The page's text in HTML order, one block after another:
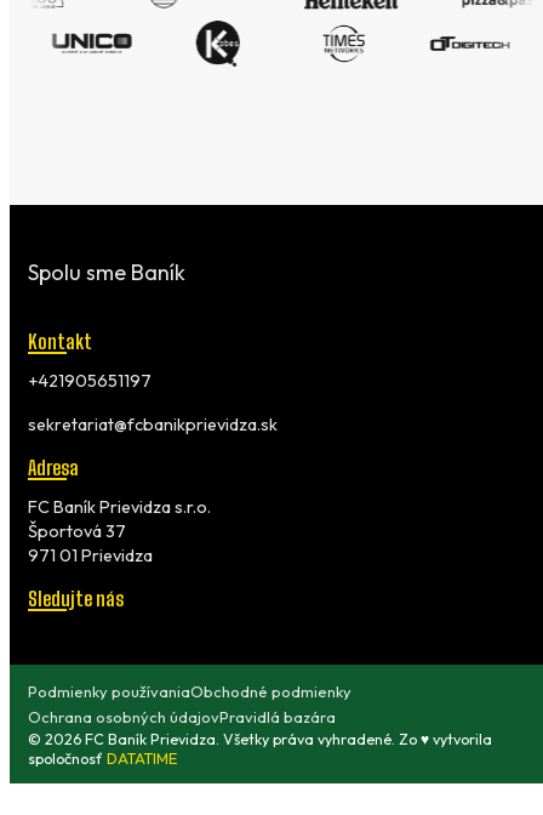
Spolu sme Baník
Kontakt
+421905651197
sekretariat@fcbanikprievidza.sk
Adresa
FC Baník Prievidza s.r.o.
Športová 37
971 01 Prievidza
Sledujte nás
© 2026 FC Baník Prievidza. Všetky práva vyhradené. Zo ♥ vytvorila
spoločnosť DATATIME
Podmienky používaniaObchodné podmienky
Ochrana osobných údajovPravidlá bazára